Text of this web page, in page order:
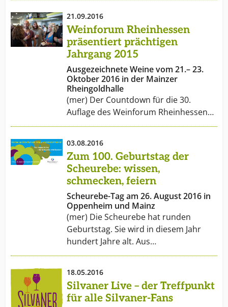
21.09.2016
Weinforum Rheinhessen
präsentiert prächtigen
Jahrgang 2015
Ausgezeichnete Weine vom 21.– 23.
Oktober 2016 in der Mainzer
Rheingoldhalle
(mer) Der Countdown für die 30.
Auflage des Weinforum Rheinhessen…
03.08.2016
Zum 100. Geburtstag der
Scheurebe: wissen,
schmecken, feiern
Scheurebe-Tag am 26. August 2016 in
Oppenheim und Mainz
(mer) Die Scheurebe hat runden
Geburtstag. Sie wird in diesem Jahr
hundert Jahre alt. Aus…
18.05.2016
Silvaner Live – der Treffpunkt
für alle Silvaner-Fans